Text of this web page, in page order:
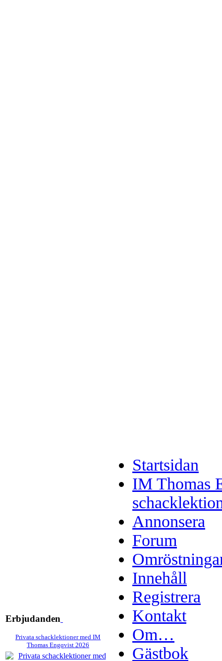
Erbjudanden
Privata schacklektioner med IM
Thomas Engqvist 2026
Startsidan
IM Thomas
Annonsera
Forum
Innehåll
Registrera
Kontakt
Om…
Gästbok